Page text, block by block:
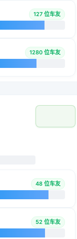
127 位车友
1280 位车友
48 位车友
52 位车友